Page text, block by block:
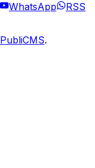
WhatsApp RSS
PubliCMS.